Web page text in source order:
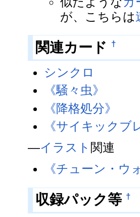
が、こちらは
関連カード †
シンクロ
《騒々虫》
《降格処分》
《サイキックブ
―イラスト 関連
《チューン・ウ
収録パック等 †